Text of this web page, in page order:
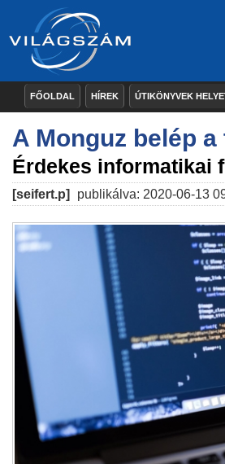
FŐOLDAL HÍREK ÚTIKÖNYVEK
A Monguz belép
Érdekes informatikai
[seifert.p] publikálva: 2020-06-13